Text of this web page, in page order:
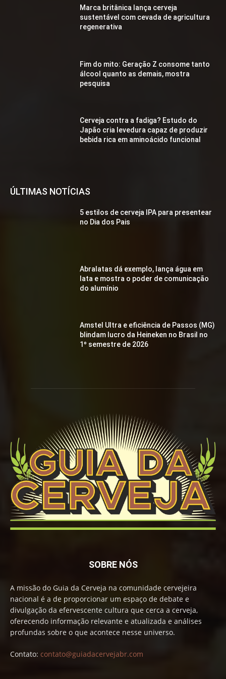
Marca britânica lança cerveja
sustentável com cevada de agricultura
regenerativa
Fim do mito: Geração Z consome tanto
álcool quanto as demais, mostra
pesquisa
Cerveja contra a fadiga? Estudo do
Japão cria levedura capaz de produzir
bebida rica em aminoácido funcional
ÚLTIMAS NOTÍCIAS
5 estilos de cerveja IPA para presentear
no Dia dos Pais
Abralatas dá exemplo, lança água em
lata e mostra o poder de comunicação
do alumínio
Amstel Ultra e eficiência de Passos (MG)
blindam lucro da Heineken no Brasil no
1º semestre de 2026
SOBRE NÓS
A missão do Guia da Cerveja na comunidade cervejeira
nacional é a de proporcionar um espaço de debate e
divulgação da efervescente cultura que cerca a cerveja,
oferecendo informação relevante e atualizada e análises
profundas sobre o que acontece nesse universo.
Contato: contato@guiadacervejabr.com